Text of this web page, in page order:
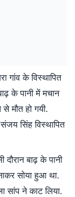
गांव के विस्थापित
के पानी में मचान
मौत हो गयी.
संजय सिंह विस्थापित
बाढ़ के पानी
सोया हुआ था.
सांप ने काट लिया.